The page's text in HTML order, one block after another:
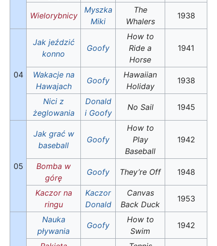
Wielorybnicy
Myszka
Miki
The
Whalers
1938
04
Jak jeździć
konno
Goofy
How to
Ride a
Horse
1941
Wakacje na
Hawajach
Goofy
Hawaiian
Holiday
1938
Nici z
żeglowania
Donald
i Goofy
No Sail 1945
05
Jak grać w
baseball
Goofy
How to
Play
Baseball
1942
Bomba w
górę
Goofy They’re Off 1948
Kaczor na
ringu
Kaczor
Donald
Canvas
Back Duck
1953
Nauka
pływania
Goofy
How to
Swim
1942